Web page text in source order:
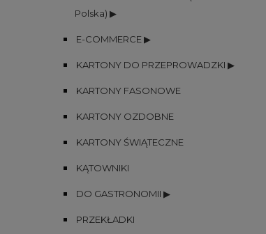
Polska) ▶
E-COMMERCE ▶
KARTONY DO PRZEPROWADZKI ▶
KARTONY FASONOWE
KARTONY OZDOBNE
KARTONY ŚWIĄTECZNE
KĄTOWNIKI
DO GASTRONOMII ▶
PRZEKŁADKI